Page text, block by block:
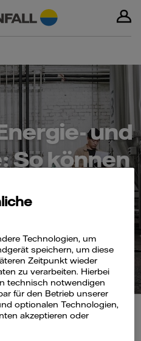
und
So können
Technologien, um
speichern, um diese
Zeitpunkt wieder
zu verarbeiten. Hierbei
technisch notwendigen
für den Betrieb unserer
optionalen Technologien,
akzeptieren oder